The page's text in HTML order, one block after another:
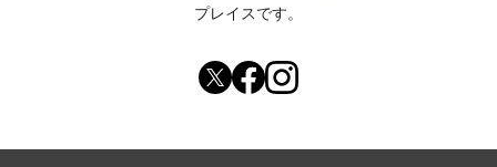
プレイスです。